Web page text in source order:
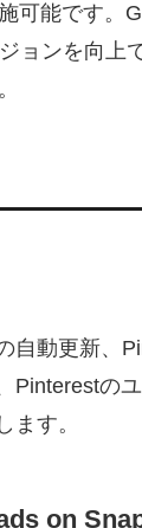
可能です。
ョンを向上
自動更新、
の
す。
on